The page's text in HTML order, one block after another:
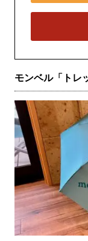
モンベル「トレ